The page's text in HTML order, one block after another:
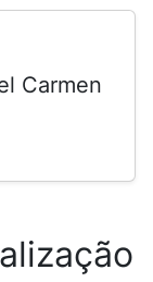
Carmen